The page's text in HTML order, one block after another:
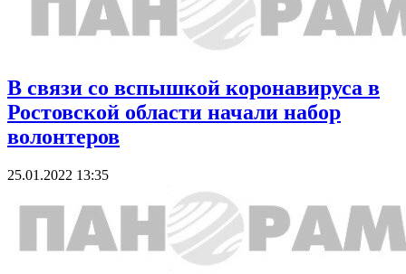
В связи со вспышкой коронавируса в
Ростовской области начали набор
волонтеров
25.01.2022 13:35